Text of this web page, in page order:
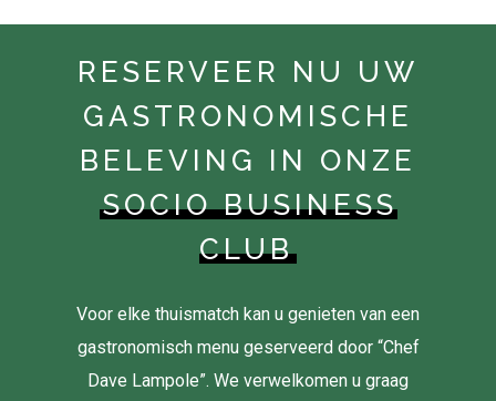
RESERVEER NU UW
GASTRONOMISCHE
BELEVING IN ONZE
SOCIO BUSINESS
CLUB
Voor elke thuismatch kan u genieten van een
gastronomisch menu geserveerd door “Chef
Dave Lampole”. We verwelkomen u graag